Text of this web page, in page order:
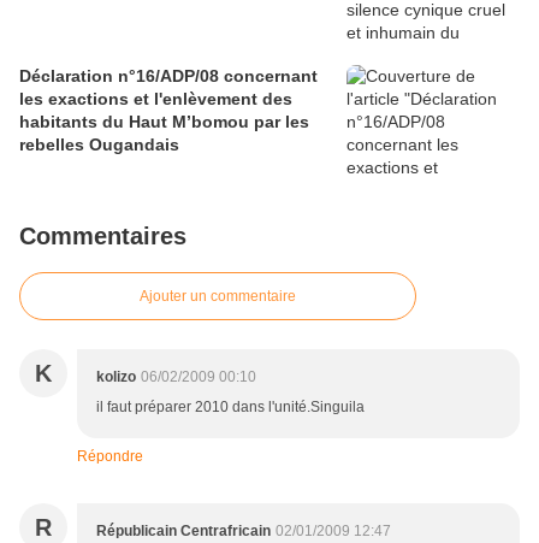
Déclaration n°16/ADP/08 concernant
les exactions et l'enlèvement des
habitants du Haut M’bomou par les
rebelles Ougandais
Commentaires
Ajouter un commentaire
K kolizo 06/02/2009 00:10
il faut préparer 2010 dans l'unité.Singuila
Répondre
R Républicain Centrafricain 02/01/2009 12:47